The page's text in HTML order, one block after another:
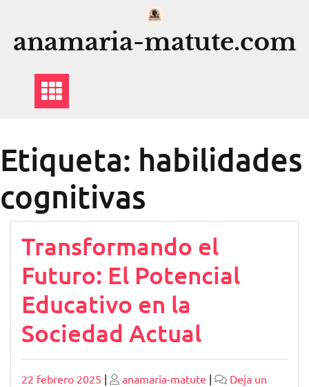
contenido
anamaria-matute.com
Etiqueta: habilidades
cognitivas
Transformando el
Futuro: El Potencial
Educativo en la
Sociedad Actual
Publicado
22 febrero 2025 | Publicado
anamaria-matute |
Deja un